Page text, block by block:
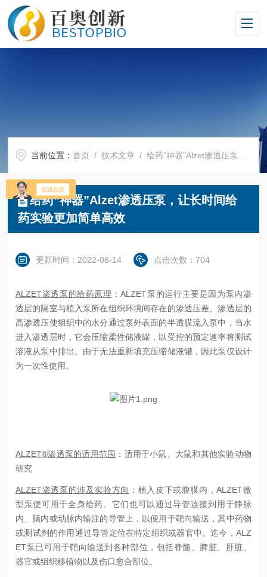
当前位置：首页 /技术文章 / 给药“神器”Alzet渗透压泵，让长时间给药实验更加简单高效
给药“神器”Alzet渗透压泵，让长时间给
药实验更加简单高效
更新时间：2022-06-14 点击次数：704
ALZET渗透泵的给药原理 ：ALZET泵的运行主要是因为泵内渗
透层的隔室与植入泵所在组织环境间存在的渗透压差。渗透层的
高渗透压使组织中的水分通过泵外表面的半透膜流入泵中，当水
进入渗透层时，它会压缩柔性储液罐，以受控的预定速率将测试
溶液从泵中排出。由于无法重新填充压缩储液罐，因此泵仅设计
为一次性使用。
ALZET®渗透泵的适用范围 ：适用于小鼠、大鼠和其他实验动物
研究
ALZET渗透泵的涉及实验方向 ： 植入皮下或腹膜内，ALZET微
型泵便可用于全身给药。它们也可以通过导管连接到用于静脉
内、脑内或动脉内输注的导管上，以便用于靶向输送，其中药物
或测试剂的作用通过导管定位在特定组织或器官中。迄今， ALZ
ET泵已可用于靶向输送到各种部位，包括脊髓、脾脏、肝脏、
器官或组织移植物以及伤口愈合部位。